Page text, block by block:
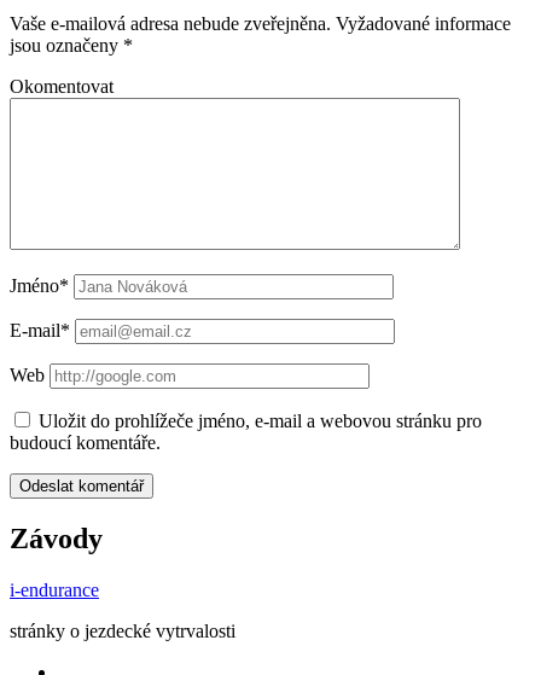
Vaše e-mailová adresa nebude zveřejněna. Vyžadované informace
jsou označeny *
Okomentovat
Jméno*
E-mail*
Web
Uložit do prohlížeče jméno, e-mail a webovou stránku pro
budoucí komentáře.
Závody
i-endurance
stránky o jezdecké vytrvalosti